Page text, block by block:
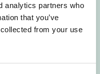
analytics partners who
that you’ve
from your use